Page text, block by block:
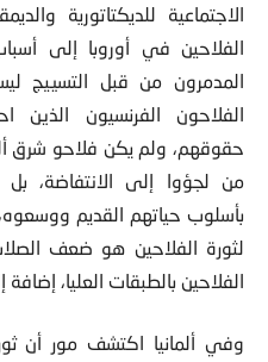
الاجتماعية للديكتاتورية
الفلاحين في أوروبا إلى
المدمرون من قبل التسييج
الفلاحون الفرنسيون الذين
حقوقهم، ولم يكن فلاحو شرق
من لجؤوا إلى الانتفاضة،
بأسلوب حياتهم القديم
لثورة الفلاحين هو ضعف
الفلاحين بالطبقات العليا،
وفي ألمانيا اكتشف مور أن